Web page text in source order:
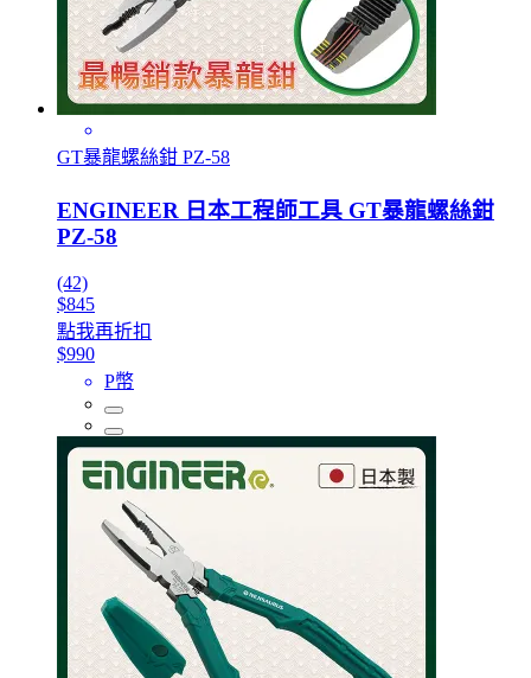
GT暴龍螺絲鉗 PZ-58
ENGINEER 日本工程師工具 GT暴龍螺絲鉗
PZ-58
(42)
$845
點我再折扣
$990
P幣